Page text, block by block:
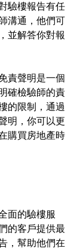
驗樓報告有任
溝通，他們可
並解答你對報
責聲明是一個
確檢驗師的責
的限制，通過
明，你可以更
購買房地產時
面的驗樓服
的客戶提供最
，幫助他們在